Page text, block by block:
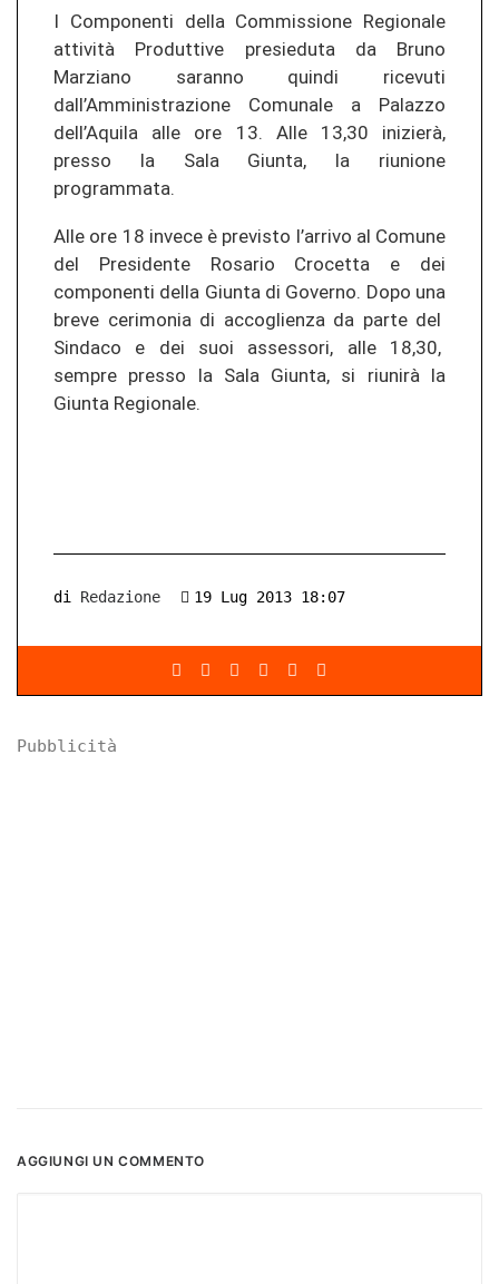
I Componenti della Commissione Regionale
attività Produttive presieduta da Bruno
Marziano saranno quindi ricevuti
dall’Amministrazione Comunale a Palazzo
dell’Aquila alle ore 13. Alle 13,30 inizierà,
presso la Sala Giunta, la riunione
programmata.
Alle ore 18 invece è previsto l’arrivo al Comune
del Presidente Rosario Crocetta e dei
componenti della Giunta di Governo. Dopo una
breve cerimonia di accoglienza da parte del
Sindaco e dei suoi assessori, alle 18,30,
sempre presso la Sala Giunta, si riunirà la
Giunta Regionale.
di Redazione 19 Lug 2013 18:07
Pubblicità
AGGIUNGI UN COMMENTO